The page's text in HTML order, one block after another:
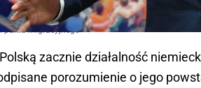
paktu migracyjnego
zacznie działalność
porozumienie o jego